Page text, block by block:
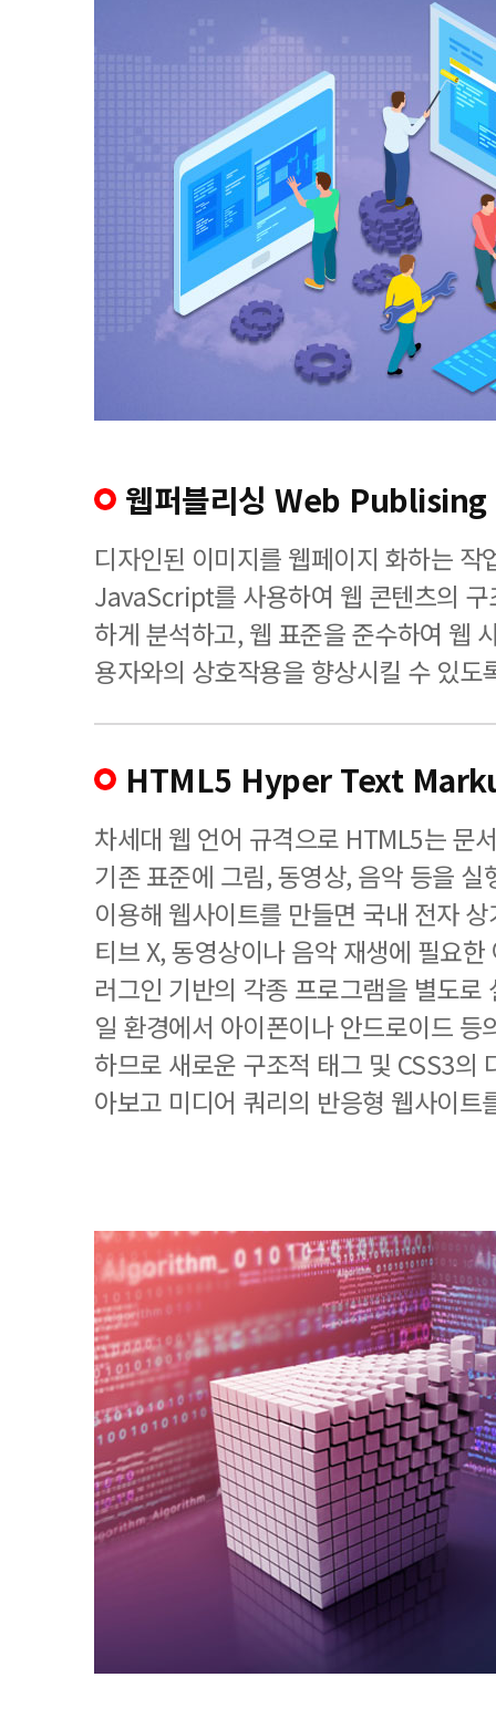
웹퍼블리싱 Web Publising
디자인된 이미지를 웹페이지 화하는 작
JavaScript를 사용하여 웹 콘텐츠의 구
하게 분석하고, 웹 표준을 준수하여 웹
용자와의 상호작용을 향상시킬 수 있도
HTML5 Hyper Text
차세대 웹 언어 규격으로 HTML5는 문
기존 표준에 그림, 동영상, 음악 등을
이용해 웹사이트를 만들면 국내 전자
티브 X, 동영상이나 음악 재생에 필요
러그인 기반의 각종 프로그램을 별도로
일 환경에서 아이폰이나 안드로이드 등
하므로 새로운 구조적 태그 및 CSS3의
아보고 미디어 쿼리의 반응형 웹사이트